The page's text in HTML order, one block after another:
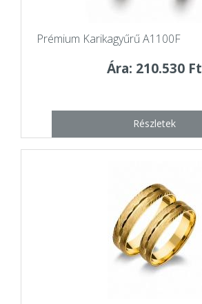
Prémium Karikagyűrű A1100F
Ára: 210.530 Ft
Részletek